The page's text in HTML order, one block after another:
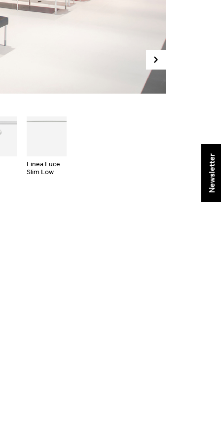
Linea Luce
Slim Low
Newsletter